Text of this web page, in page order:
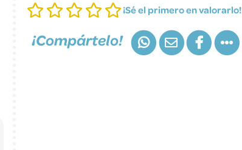
¡Sé el primero en valorarlo!
¡Compártelo!